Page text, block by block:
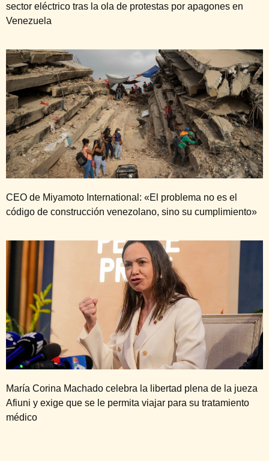
sector eléctrico tras la ola de protestas por apagones en
Venezuela
CEO de Miyamoto International: «El problema no es el
código de construcción venezolano, sino su cumplimiento»
María Corina Machado celebra la libertad plena de la jueza
Afiuni y exige que se le permita viajar para su tratamiento
médico